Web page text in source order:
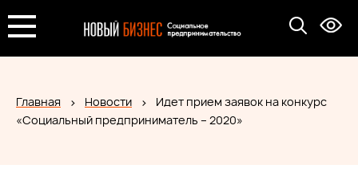
Главная Новости
Идет прием заявок на конкурс
«Социальный предприниматель – 2020»